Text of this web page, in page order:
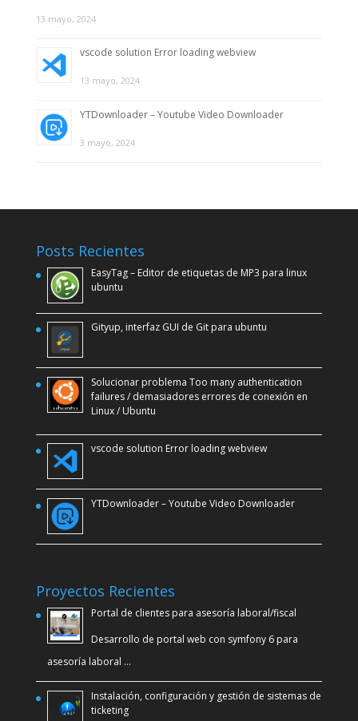
13 mayo, 2024
vscode solution Error loading webview
13 mayo, 2024
YTDownloader – Youtube Video Downloader
3 mayo, 2024
Posts Recientes
EasyTag – Editor de etiquetas de MP3 para linux
ubuntu
Gityup, interfaz GUI de Git para ubuntu
Solucionar problema Too many authentication
failures / demasiadores errores de conexión en
Linux / Ubuntu
vscode solution Error loading webview
YTDownloader – Youtube Video Downloader
Proyectos Recientes
Portal de clientes para asesoría laboral/fiscal
Desarrollo de portal web con symfony 6 para
asesoría laboral …
Instalación, configuración y gestión de sistemas de
ticketing